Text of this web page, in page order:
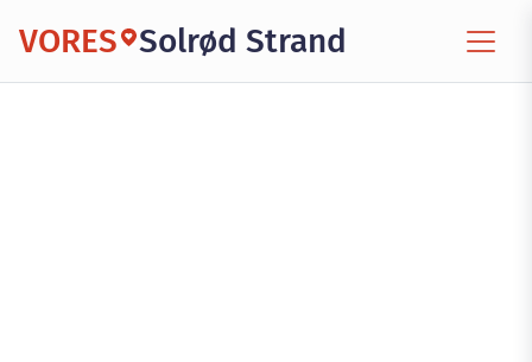
VORES Solrød Strand